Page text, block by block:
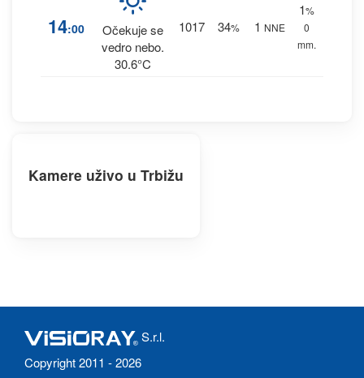
14:00
Očekuje se
vedro nebo.
30.6°C
1017 34% 1 NNE
1%
0
mm.
Kamere uživo u Trbižu
S.r.l.
Copyright 2011 - 2026